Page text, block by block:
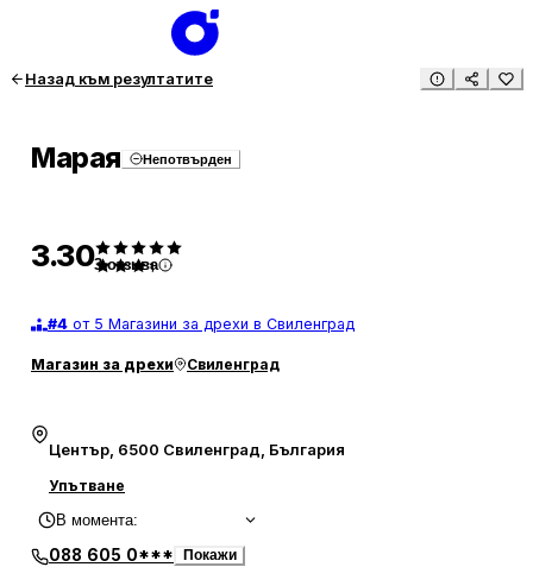
Назад към резултатите
Марая Непотвърден
3.303 отзива
#4 от 5 Магазини за дрехи в Свиленград
Магазин за дрехи Свиленград
Център, 6500 Свиленград, България
Упътване
В момента:
088 605 0*** Покажи